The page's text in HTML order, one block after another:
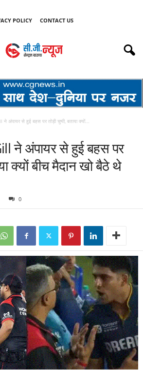
POLICY CONTACT US
अंपायर से हुई बहस पर तोड़ी चुप्पी, बताया क्यों...
ने अंपायर से हुई बहस पर
क्यों बीच मैदान खो बैठे थे
0